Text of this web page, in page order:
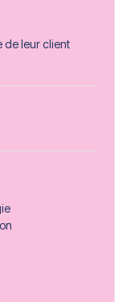
de leur client